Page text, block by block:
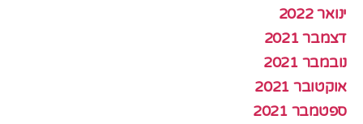
ינואר 2022
דצמבר 2021
נובמבר 2021
אוקטובר 2021
ספטמבר 2021